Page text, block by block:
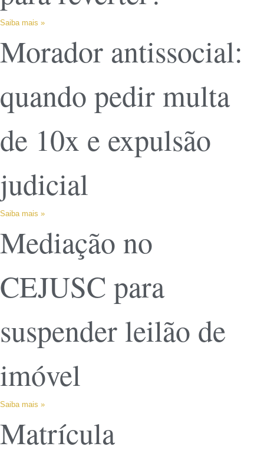
Saiba mais »
Morador antissocial:
quando pedir multa
de 10x e expulsão
judicial
Saiba mais »
Mediação no
CEJUSC para
suspender leilão de
imóvel
Saiba mais »
Matrícula